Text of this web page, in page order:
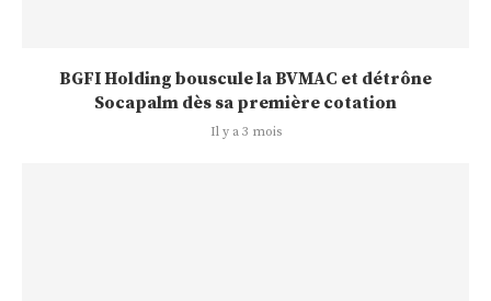
BGFI Holding bouscule la BVMAC et détrône
Socapalm dès sa première cotation
Il y a 3 mois